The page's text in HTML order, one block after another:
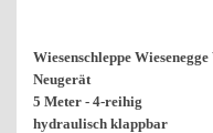
Wiesenschleppe
Neugerät
5 Meter - 4-reihig
hydraulisch klappbar